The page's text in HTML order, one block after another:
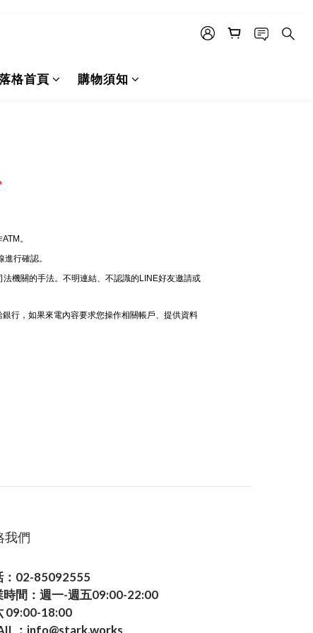
格首頁 購物須知
。
行確認。
機關的手法。不明連結、不認識的LINE好友邀請或
行，如果來電內容要求您操作相關帳戶、提供資料
我們
：02-85092555
時間：週一-週五09:00-22:00
09:00-18:00
：info@stark.works